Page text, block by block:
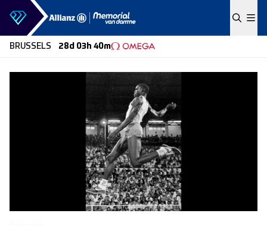
Skip to content
BRUSSELS 28d 03h 40m